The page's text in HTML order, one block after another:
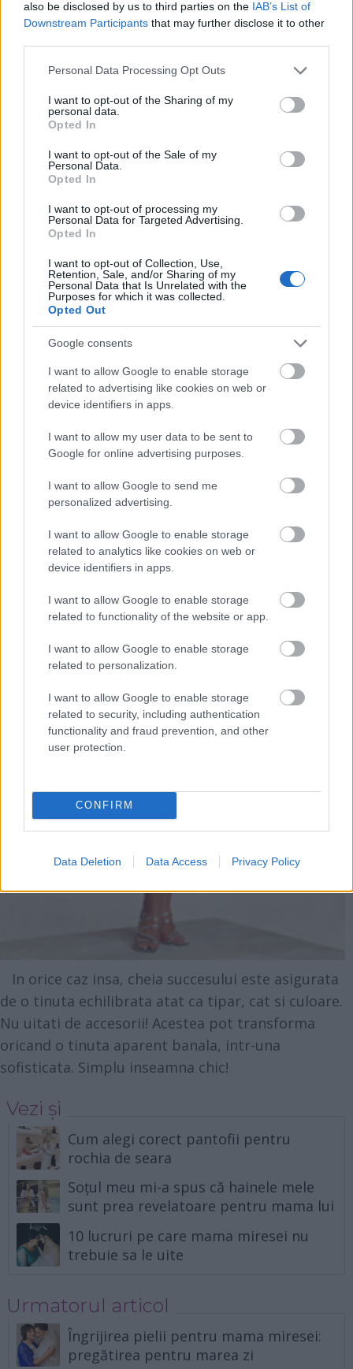
also be disclosed by us to third parties on the IAB’s List of
Downstream Participants that may further disclose it to other
Please note that this website/app uses one or more Google
not limited to your visit or usage behaviour. You may click to
grant or deny consent to Google and its third-party tags to
use your data for below specified purposes in below Google
consent section.
Personal Data Processing Opt Outs
I want to opt-out of the Sharing of my
personal data.
Opted In
I want to opt-out of the Sale of my
Personal Data.
Opted In
I want to opt-out of processing my
Personal Data for Targeted Advertising.
Opted In
I want to opt-out of Collection, Use,
Retention, Sale, and/or Sharing of my
Personal Data that Is Unrelated with the
Purposes for which it was collected.
Opted Out
Google consents
I want to allow Google to enable storage
related to advertising like cookies on web or
device identifiers in apps.
I want to allow my user data to be sent to
Google for online advertising purposes.
I want to allow Google to send me
personalized advertising.
I want to allow Google to enable storage
related to analytics like cookies on web or
device identifiers in apps.
I want to allow Google to enable storage
related to functionality of the website or app.
I want to allow Google to enable storage
related to personalization.
I want to allow Google to enable storage
related to security, including authentication
functionality and fraud prevention, and other
user protection.
CONFIRM
Data Deletion Data Access Privacy Policy
De obicei, dumneavoastra alegeti culoarea tinutei
pe care o veti purta la nunta fiicei, insa exista
situatii in care mireasa poate impune mamei si
domnisoarelor de onoare sa poarte o anumita
culoare sau o tinuta dupa un anumit tipar. Aceste
detalii trebuiesc, in orice caz, discutate din timp,
pentru a va asigura ca nu vor exista probleme
majore in ziua cea mare.
In orice caz insa, cheia succesului este asigurata
de o tinuta echilibrata atat ca tipar, cat si culoare.
Nu uitati de accesorii! Acestea pot transforma
oricand o tinuta aparent banala, intr-una
sofisticata. Simplu inseamna chic!
Vezi și
Cum alegi corect pantofii pentru
rochia de seara
Soțul meu mi-a spus că hainele mele
sunt prea revelatoare pentru mama lui
10 lucruri pe care mama miresei nu
trebuie sa le uite
Urmatorul articol
Îngrijirea pielii pentru mama miresei:
pregătirea pentru marea zi